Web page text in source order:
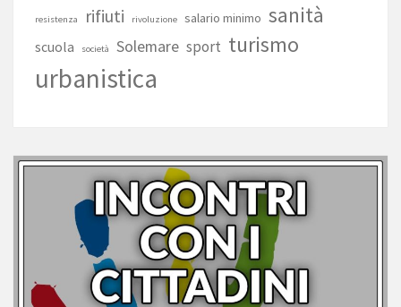
resistenza rifiuti rivoluzione salario minimo sanità
scuola società Solemare sport turismo
urbanistica